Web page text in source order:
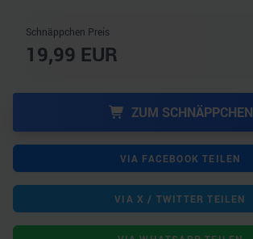
Schnäppchen Preis
19,99 EUR
ZUM SCHNÄPPCHEN
VIA FACEBOOK TEILEN
VIA X / TWITTER TEILEN